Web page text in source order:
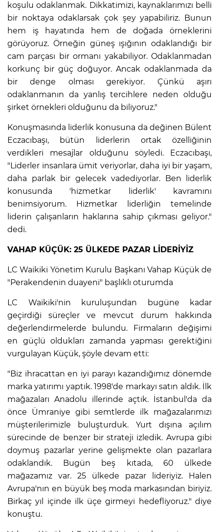
koşulu odaklanmak. Dikkatimizi, kaynaklarımızı belli
bir noktaya odaklarsak çok şey yapabiliriz. Bunun
hem iş hayatında hem de doğada örneklerini
görüyoruz. Örneğin güneş ışığının odaklandığı bir
cam parçası bir ormanı yakabiliyor. Odaklanmadan
korkunç bir güç doğuyor. Ancak odaklanmada da
bir denge olması gerekiyor. Çünkü aşırı
odaklanmanın da yanlış tercihlere neden olduğu
şirket örnekleri olduğunu da biliyoruz."
Konuşmasında liderlik konusuna da değinen Bülent
Eczacıbaşı, bütün liderlerin ortak özelliğinin
verdikleri mesajlar olduğunu söyledi. Eczacıbaşı,
"Liderler insanlara ümit veriyorlar, daha iyi bir yaşam,
daha parlak bir gelecek vadediyorlar. Ben liderlik
konusunda 'hizmetkar liderlik' kavramını
benimsiyorum. Hizmetkar liderliğin temelinde
liderin çalışanların haklarına sahip çıkması geliyor."
dedi.
VAHAP KÜÇÜK: 25 ÜLKEDE PAZAR LİDERİYİZ
LC Waikiki Yönetim Kurulu Başkanı Vahap Küçük de
"Perakendenin duayeni" başlıklı oturumda
LC Waikiki'nin kuruluşundan bugüne kadar
geçirdiği süreçler ve mevcut durum hakkında
değerlendirmelerde bulundu. Firmaların değişimi
en güçlü oldukları zamanda yapması gerektiğini
vurgulayan Küçük, şöyle devam etti:
"Biz ihracattan en iyi parayı kazandığımız dönemde
marka yatırımı yaptık. 1998'de markayı satın aldık. İlk
mağazaları Anadolu illerinde açtık. İstanbul'da da
önce Ümraniye gibi semtlerde ilk mağazalarımızı
müşterilerimizle buluşturduk. Yurt dışına açılım
sürecinde de benzer bir strateji izledik. Avrupa gibi
doymuş pazarlar yerine gelişmekte olan pazarlara
odaklandık. Bugün beş kıtada, 60 ülkede
mağazamız var. 25 ülkede pazar lideriyiz. Halen
Avrupa'nın en büyük beş moda markasından biriyiz.
Birkaç yıl içinde ilk üçe girmeyi hedefliyoruz." diye
konuştu.